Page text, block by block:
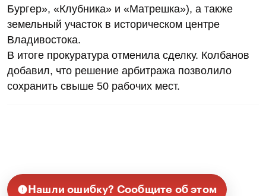
Бургер», «Клубника» и «Матрешка»), а также
земельный участок в историческом центре
Владивостока.
В итоге прокуратура отменила сделку. Колбанов
добавил, что решение арбитража позволило
сохранить свыше 50 рабочих мест.
Нашли ошибку? Сообщите об этом